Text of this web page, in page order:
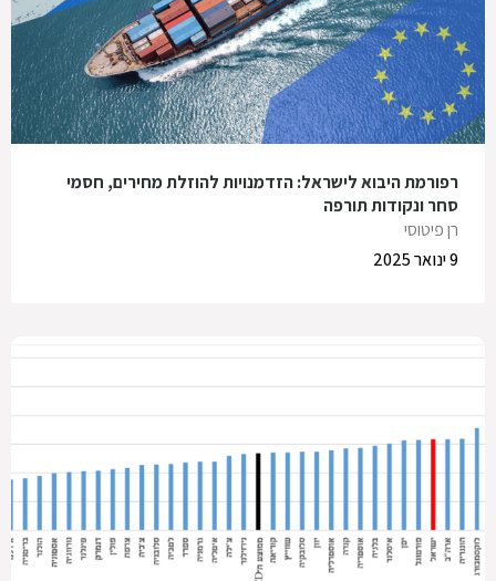
רפורמת היבוא לישראל: הזדמנויות להוזלת מחירים, חסמי
סחר ונקודות תורפה
רן פיטוסי
9 ינואר 2025